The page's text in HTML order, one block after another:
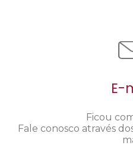
E-
Ficou
Fale conosco através